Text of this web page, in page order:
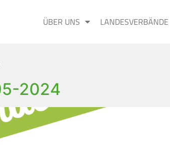
ÜBER UNS LANDESVERBÄNDE
2024